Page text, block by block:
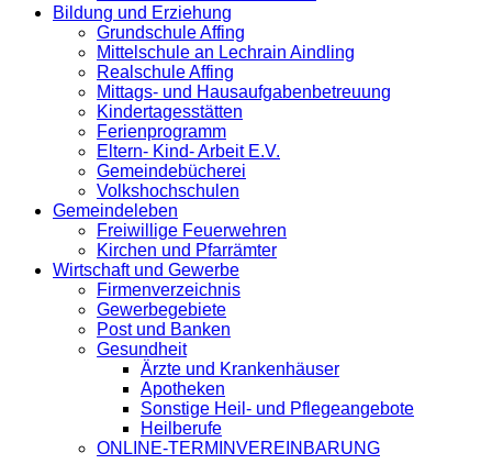
Bildung und Erziehung
Grundschule Affing
Mittelschule an Lechrain Aindling
Realschule Affing
Mittags- und Hausaufgabenbetreuung
Kindertagesstätten
Ferienprogramm
Eltern- Kind- Arbeit E.V.
Gemeindebücherei
Volkshochschulen
Gemeindeleben
Freiwillige Feuerwehren
Kirchen und Pfarrämter
Wirtschaft und Gewerbe
Firmenverzeichnis
Gewerbegebiete
Post und Banken
Gesundheit
Ärzte und Krankenhäuser
Apotheken
Sonstige Heil- und Pflegeangebote
Heilberufe
ONLINE-TERMINVEREINBARUNG